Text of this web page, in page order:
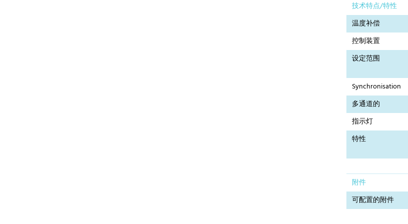
技术特点/特性
温度补偿
控制装置
设定范围
Synchronisation
多通道的
指示灯
特性
附件
可配置的附件